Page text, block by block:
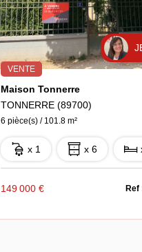
VENTE
Maison Tonnerre
TONNERRE (89700)
6 pièce(s) / 101.8 m²
x 1 x 6
149 000 € Ref